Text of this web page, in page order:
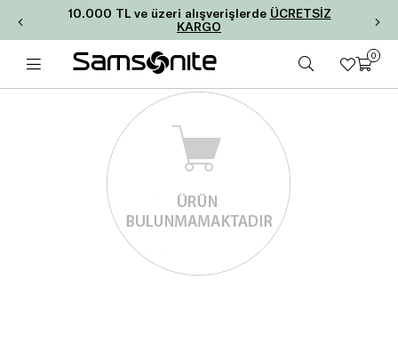
10.000 TL ve üzeri alışverişlerde ÜCRETSİZ
KARGO
0